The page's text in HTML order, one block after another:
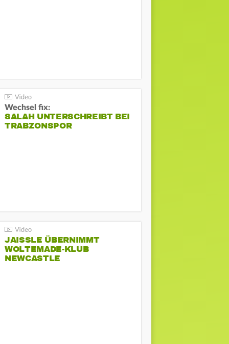
Wechsel fix:
SALAH UNTERSCHREIBT BEI
TRABZONSPOR
JAISSLE ÜBERNIMMT
WOLTEMADE-KLUB
NEWCASTLE